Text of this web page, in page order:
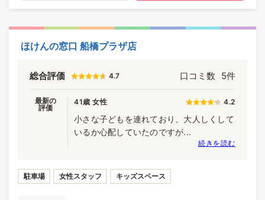
ほけんの窓口 船橋プラザ店
総合評価 4.7 口コミ数 5件
最新の
評価
41歳 女性 4.2
小さな子どもを連れており、大人しくして
いるか心配していたのですが...
続きを読む
駐車場 女性スタッフ キッズスペース